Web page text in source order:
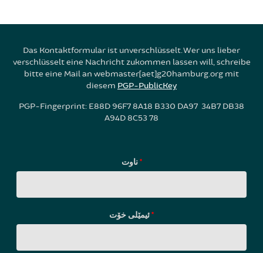
Das Kontaktformular ist unverschlüsselt. Wer uns lieber
verschlüsselt eine Nachricht zukommen lassen will, schreibe
bitte eine Mail an webmaster[aet]g20hamburg.org mit
diesem PGP-PublicKey
PGP-Fingerprint: E88D 96F7 8A18 B330 DA97 34B7 DB38
A94D 8C53 78
ناوت*
*